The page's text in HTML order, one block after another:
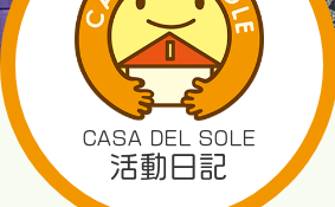
CASA DEL SOLE
活動日記